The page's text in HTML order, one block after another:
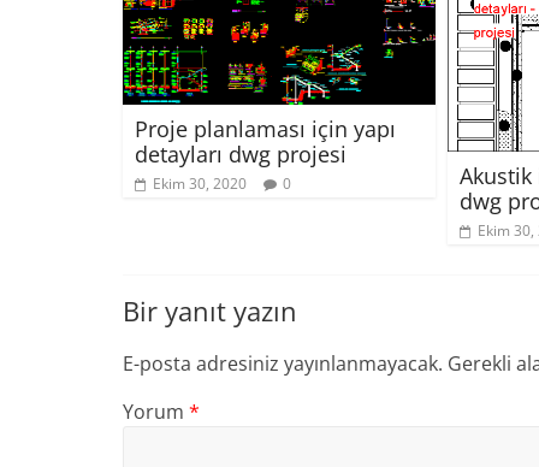
Proje planlaması için yapı
detayları dwg projesi
Ekim 30, 2020 0
Akustik
dwg
Ekim
Bir yanıt yazın
E-posta adresiniz yayınlanmayacak. Gerekli
Yorum *